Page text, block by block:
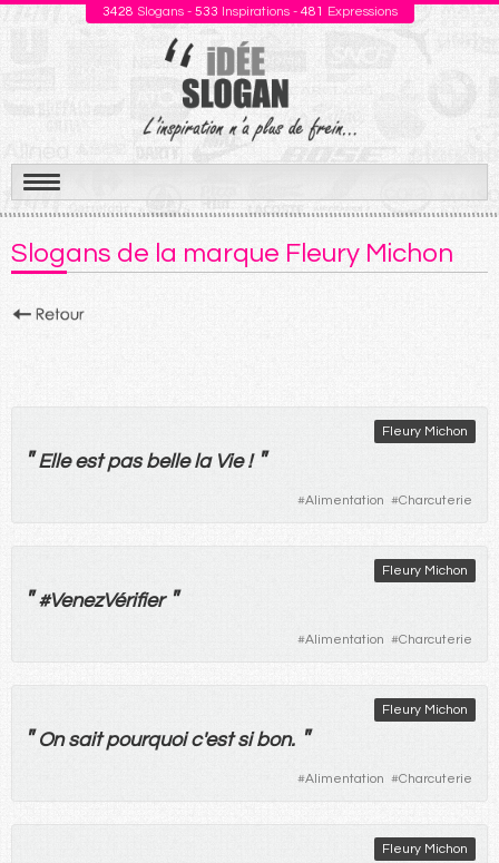
3428 Slogans - 533 Inspirations - 481 Expressions
Aller
au
contenu
Slogans de la marque Fleury Michon
Fleury Michon
" Elle est pas belle la Vie! "
#Alimentation #Charcuterie
Fleury Michon
"#VenezVérifier "
#Alimentation #Charcuterie
Fleury Michon
" On sait pourquoic'est si bon. "
#Alimentation #Charcuterie
Fleury Michon